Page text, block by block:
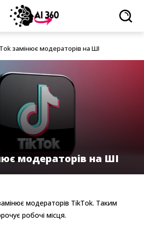
замінює модераторів на ШІ
замінює модераторів на ШІ
модераторів на ШІ
модераторів TikTok. Таким
робочі місця.